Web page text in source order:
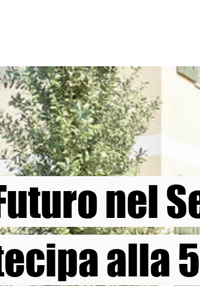
nel
alla